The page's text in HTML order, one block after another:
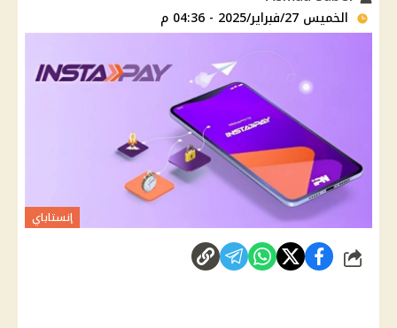
الخميس 27/فبراير/2025 - 04:36 م
إنستاباي
شارك